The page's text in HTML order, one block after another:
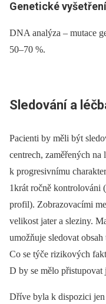
Genetické vyšetření
DNA analýza –⁠ mutace
50–70 %.
Sledování a
Pacienti by měli být
centrech, zaměřených
k progresivnímu
1krát ročně kontrolováni
profil). Zobrazovacími
velikost jater a sleziny.
umožňuje sledovat
Co se týče rizikových
D by se mělo
Dříve byla k dispozici